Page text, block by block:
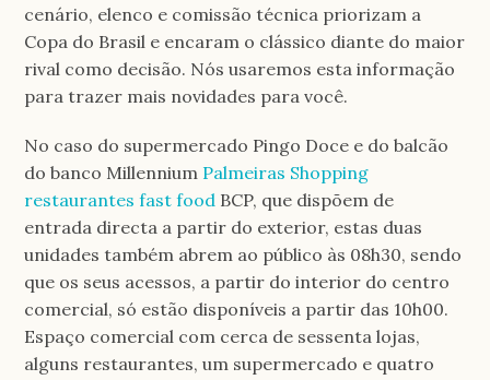
cenário, elenco e comissão técnica priorizam a
Copa do Brasil e encaram o clássico diante do maior
rival como decisão. Nós usaremos esta informação
para trazer mais novidades para você.
No caso do supermercado Pingo Doce e do balcão
do banco Millennium Palmeiras Shopping
restaurantes fast food BCP, que dispõem de
entrada directa a partir do exterior, estas duas
unidades também abrem ao público às 08h30, sendo
que os seus acessos, a partir do interior do centro
comercial, só estão disponíveis a partir das 10h00.
Espaço comercial com cerca de sessenta lojas,
alguns restaurantes, um supermercado e quatro